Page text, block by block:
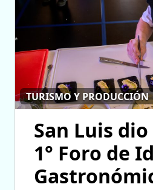
TURISMO Y PRODUCCIÓN
San Luis
1° Foro de